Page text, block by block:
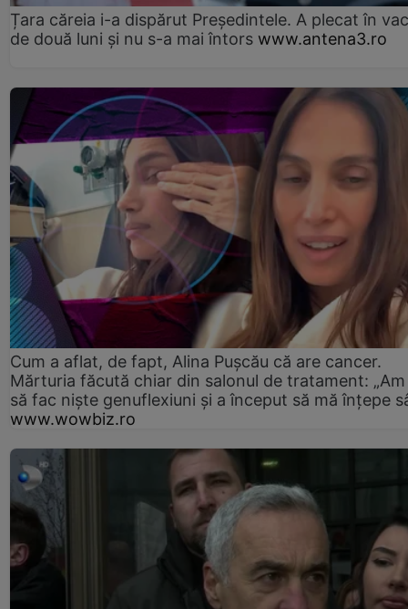
Țara căreia i-a dispărut Președintele. A plecat în
de două luni și nu s-a mai întors www.antena3.ro
Cum a aflat, de fapt, Alina Pușcău că are cancer.
Mărturia făcută chiar din salonul de tratament:
să fac niște genuflexiuni și a început să mă înțepe
www.wowbiz.ro